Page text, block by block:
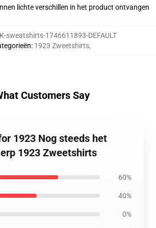
lichte verschillen in het product ontvangen
sweatshirts-1746611893-DEFAULT
: 1923 Zweetshirts,
Customers Say
1923 Nog steeds het
1923 Zweetshirts
60%
40%
0%